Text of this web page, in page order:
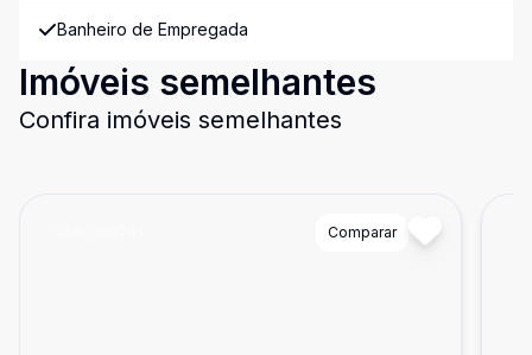
Banheiro de Empregada
Imóveis semelhantes
Confira imóveis semelhantes
Comparar